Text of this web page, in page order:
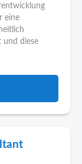
eine
und diese